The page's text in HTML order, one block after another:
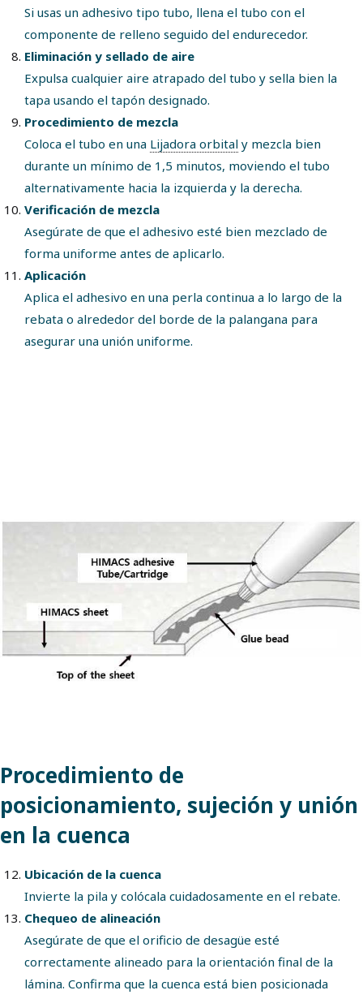
Si usas un adhesivo tipo tubo, llena el tubo con el
componente de relleno seguido del endurecedor.
Eliminación y sellado de aire
Expulsa cualquier aire atrapado del tubo y sella bien la
tapa usando el tapón designado.
Procedimiento de mezcla
Coloca el tubo en una Lijadora orbital y mezcla bien
durante un mínimo de 1,5 minutos, moviendo el tubo
alternativamente hacia la izquierda y la derecha.
Verificación de mezcla
Asegúrate de que el adhesivo esté bien mezclado de
forma uniforme antes de aplicarlo.
Aplicación
Aplica el adhesivo en una perla continua a lo largo de la
rebata o alrededor del borde de la palangana para
asegurar una unión uniforme.
Procedimiento de
posicionamiento, sujeción y unión
en la cuenca
Ubicación de la cuenca
Invierte la pila y colócala cuidadosamente en el rebate.
Chequeo de alineación
Asegúrate de que el orificio de desagüe esté
correctamente alineado para la orientación final de la
lámina. Confirma que la cuenca está bien posicionada